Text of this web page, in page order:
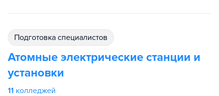
подготовка специалистов
Атомные электрические станции и
установки
11 колледжей